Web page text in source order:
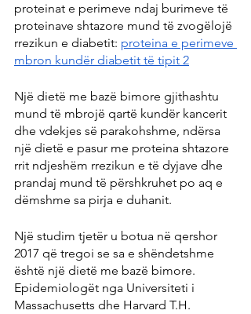
proteinat e perimeve ndaj burimeve të
proteinave shtazore mund të zvogëlojë
rrezikun e diabetit: proteina e perimeve
mbron kundër diabetit të tipit 2
Një dietë me bazë bimore gjithashtu
mund të mbrojë qartë kundër kancerit
dhe vdekjes së parakohshme, ndërsa
një dietë e pasur me proteina shtazore
rrit ndjeshëm rrezikun e të dyjave dhe
prandaj mund të përshkruhet po aq e
dëmshme sa pirja e duhanit.
Një studim tjetër u botua në qershor
2017 që tregoi se sa e shëndetshme
është një dietë me bazë bimore.
Epidemiologët nga Universiteti i
Massachusetts dhe Harvard T.H.